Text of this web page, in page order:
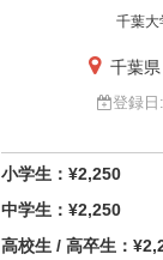
千葉大
千葉
登録日
小学生：¥2,250
中学生：¥2,250
高校生 / 高卒生：